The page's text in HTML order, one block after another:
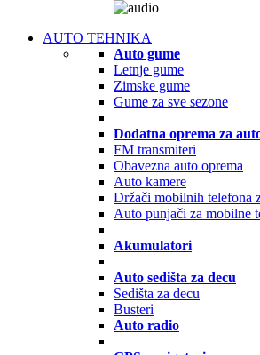
AUTO TEHNIKA
Auto gume
Letnje gume
Zimske gume
Gume za sve sezone
Dodatna oprema za
FM transmiteri
Obavezna auto oprema
Auto kamere
Držači mobilnih telefona
Auto punjači za mobilne
Akumulatori
Auto sedišta za decu
Sedišta za decu
Busteri
Auto radio